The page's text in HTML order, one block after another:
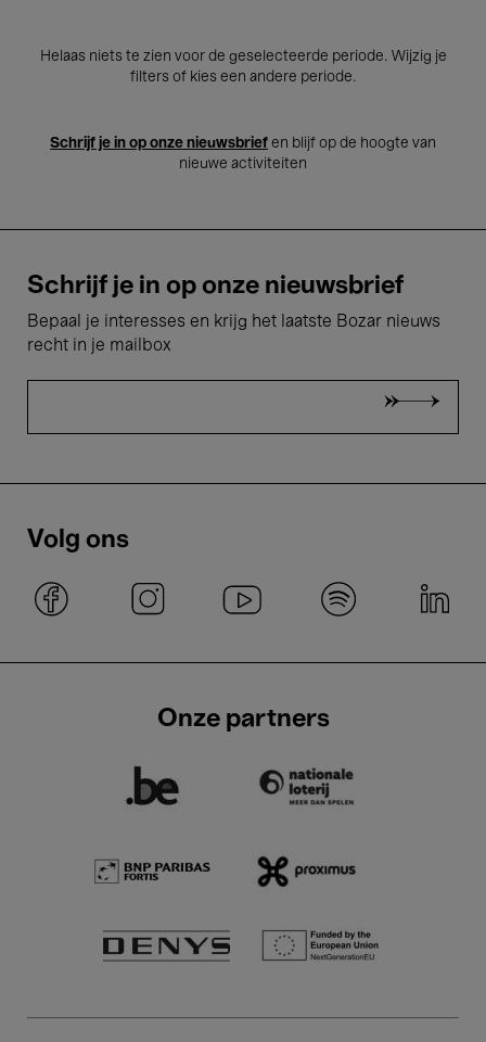
Helaas niets te zien voor de geselecteerde periode. Wijzig je
filters of kies een andere periode.
Schrijf je in op onze nieuwsbrief en blijf op de hoogte van
nieuwe activiteiten
Schrijf je in op onze nieuwsbrief
Bepaal je interesses en krijg het laatste Bozar nieuws
recht in je mailbox
Volg ons
Onze partners